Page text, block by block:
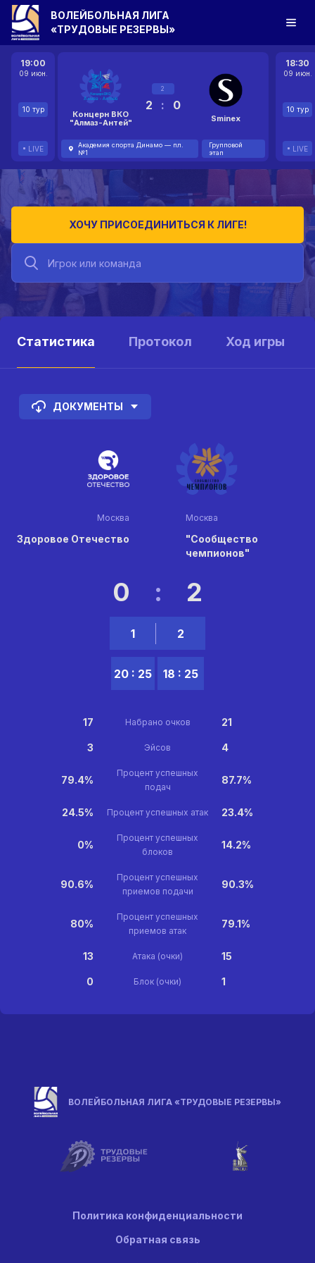
19:00
09 июн.
10 тур
LIVE
Концерн ВКО
"Алмаз-Антей"
2
2 : 0
Sminex
Академия спорта Динамо — пл.
№1
Групповой
этап
18:30
09 июн.
10 тур
LIVE
ВОЛЕЙБОЛЬНАЯ ЛИГА
«ТРУДОВЫЕ РЕЗЕРВЫ»
ХОЧУ ПРИСОЕДИНИТЬСЯ К ЛИГЕ!
Статистика Протокол Ход игры
ДОКУМЕНТЫ
Москва
Здоровое Отечество
0 : 2
1
20 : 25
2
18 : 25
Москва
"Сообщество
чемпионов"
17 Набрано очков 21
3 Эйсов 4
79.4%
Процент успешных
подач
87.7%
24.5% Процент успешных атак 23.4%
0%
Процент успешных
блоков
14.2%
90.6%
Процент успешных
приемов подачи
90.3%
80%
Процент успешных
приемов атак
79.1%
13 Атака (очки) 15
0 Блок (очки) 1
ВОЛЕЙБОЛЬНАЯ ЛИГА «ТРУДОВЫЕ РЕЗЕРВЫ»
Политика конфиденциальности
Обратная связь